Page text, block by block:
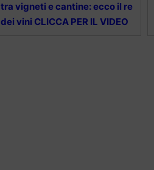
tra vigneti e cantine: ecco il re
dei vini CLICCA PER IL VIDEO